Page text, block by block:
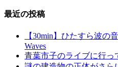
最近の投稿
【30min】ひたすら波の
Waves
青葉市子のライブに行っ